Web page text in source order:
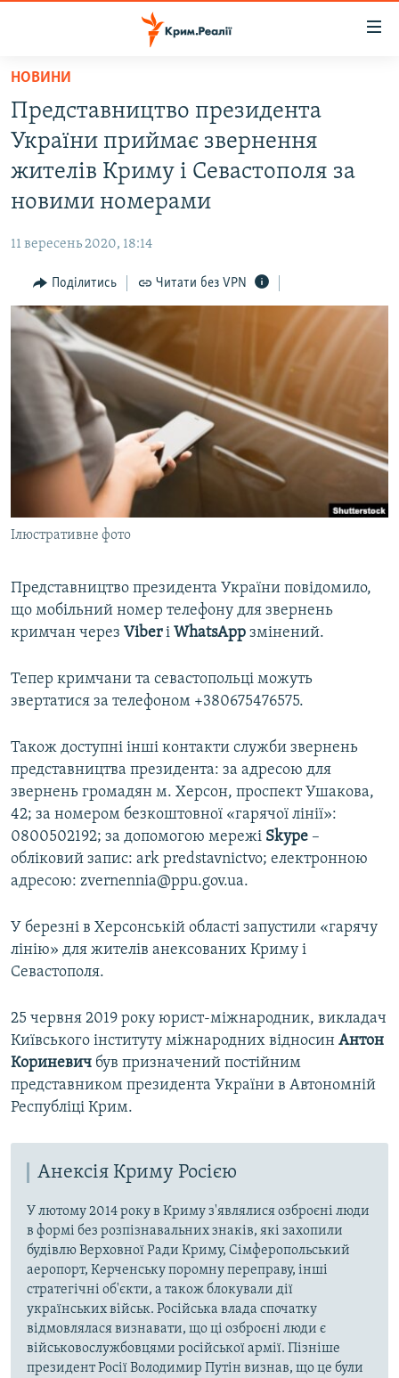
Перейти
основного
матеріалу
Перейти
до
основної
Перейти
пошуку
ВОДА.КРИМ
ВІДЕО ТА ФОТО
ПОГЛЯД
ІНТЕРВ'Ю
ВСЕ ЗА ДЕНЬ
СПЕЦПРОЕКТИ
ДЕПОРТАЦІЯ
ВІДЕОУРОКИ «ELIFBE»
СВІДЧЕННЯ ОКУПАЦІЇ
УКРАЇНСЬКА ПРОБЛЕМА КРИМУ
ЯК ОБІЙТИ БЛОКУВАННЯ
Qırımtatar
Усі сайти RFE/RL
НОВИНИ
Представництво президента
України приймає звернення
жителів Криму і Севастополя за
новими номерами
11 вересень 2020, 18:14
Поділитись Читати без VPN
Ілюстративне фото
Представництво президента України повідомило,
що мобільний номер телефону для звернень
кримчан через Viberі WhatsApp змінений.
Тепер кримчани та севастопольці можуть
звертатися за телефоном +380675476575.
Також доступні інші контакти служби звернень
представництва президента: за адресою для
звернень громадян м. Херсон, проспект Ушакова,
42; за номером безкоштовної «гарячої лінії»:
0800502192; за допомогою мережі Skype –
обліковий запис: ark predstavnictvo; електронною
адресою: zvernennia@ppu.gov.ua.
У березні в Херсонській області запустили «гарячу
лінію» для жителів анексованих Криму і
Севастополя.
25 червня 2019 року юрист-міжнародник, викладач
Київського інституту міжнародних відносин Антон
Кориневич був призначений постійним
представником президента України в Автономній
Республіці Крим.
Анексія Криму Росією
У лютому 2014 року в Криму з'являлися озброєні люди
в формі без розпізнавальних знаків, які захопили
будівлю Верховної Ради Криму, Сімферопольський
аеропорт, Керченську поромну переправу, інші
стратегічні об'єкти, а також блокували дії
українських військ. Російська влада спочатку
відмовлялася визнавати, що ці озброєні люди є
військовослужбовцями російської армії. Пізніше
президент Росії Володимир Путін визнав, що це були